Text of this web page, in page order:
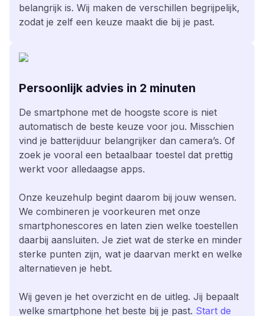
belangrijk is. Wij maken de verschillen begrijpelijk,
zodat je zelf een keuze maakt die bij je past.
Persoonlijk advies in 2 minuten
De smartphone met de hoogste score is niet
automatisch de beste keuze voor jou. Misschien
vind je batterijduur belangrijker dan camera’s. Of
zoek je vooral een betaalbaar toestel dat prettig
werkt voor alledaagse apps.
Onze keuzehulp begint daarom bij jouw wensen.
We combineren je voorkeuren met onze
smartphonescores en laten zien welke toestellen
daarbij aansluiten. Je ziet wat de sterke en minder
sterke punten zijn, wat je daarvan merkt en welke
alternatieven je hebt.
Wij geven je het overzicht en de uitleg. Jij bepaalt
welke smartphone het beste bij je past. Start de